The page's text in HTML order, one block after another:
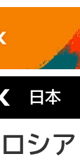
日本
ロシ